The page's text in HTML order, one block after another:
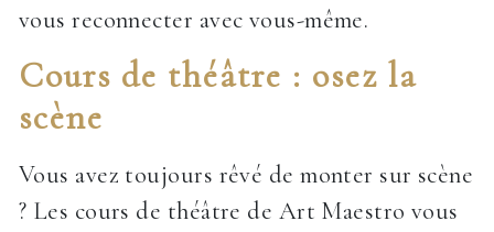
vous reconnecter avec vous-même.
Cours de théâtre : osez la
scène
Vous avez toujours rêvé de monter sur scène
? Les cours de théâtre de Art Maestro vous